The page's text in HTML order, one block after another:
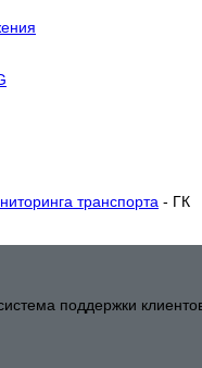
транспорта - ГК
поддержки